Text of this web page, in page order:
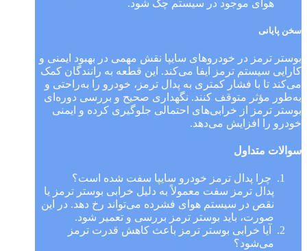
هوای موجود در سیستم چک شود.
سخن پایانی
بوستر ترمز در خودروهای سایپا نقش مهمی در بهبود ایمنی و
کارایی سیستم ترمز ایفا می‌کند. این قطعه به رانندگان کمک
می‌کند تا با فشار کمتری به پدال ترمز، خودرو را به‌راحتی و
به‌طور مؤثر متوقف کنند. نگهداری صحیح و بررسی دوره‌ای
بوستر ترمز از خرابی‌های احتمالی جلوگیری کرده و ایمنی
خودرو را افزایش می‌دهد.
سوالات متداول
چرا پدال ترمز خودرو سایپا سفت شده است؟
پدال ترمز سفت معمولاً به دلیل خرابی بوستر ترمز یا
نقص در سیستم هوای فشرده می‌تواند رخ دهد. در این
صورت، باید بوستر ترمز بررسی و تعمیر شود.
آیا خرابی بوستر ترمز باعث کاهش قدرت ترمز
می‌شود؟